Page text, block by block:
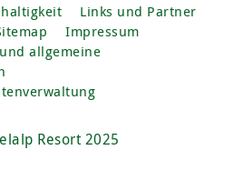
Links und Partner
Impressum
allgemeine
Resort 2025